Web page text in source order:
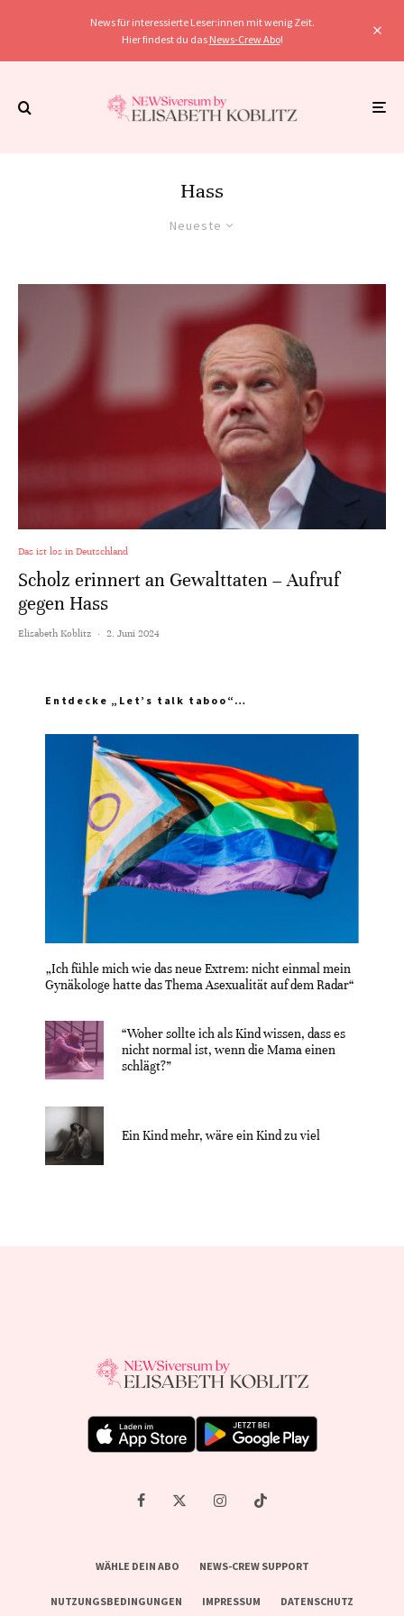
News für interessierte Leser:innen mit wenig Zeit.
Hier findest du das News-Crew Abo!
Hass
Neueste
Das ist los in Deutschland
Scholz erinnert an Gewalttaten – Aufruf
gegen Hass
Elisabeth Koblitz · 2. Juni 2024
Entdecke „Let’s talk taboo“…
„Ich fühle mich wie das neue Extrem: nicht einmal mein
Gynäkologe hatte das Thema Asexualität auf dem Radar“
“Woher sollte ich als Kind wissen, dass es
nicht normal ist, wenn die Mama einen
schlägt?”
Ein Kind mehr, wäre ein Kind zu viel
WÄHLE DEIN ABO NEWS-CREW SUPPORT
NUTZUNGSBEDINGUNGEN IMPRESSUM DATENSCHUTZ